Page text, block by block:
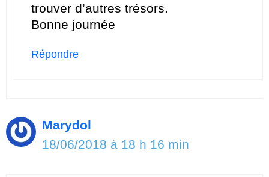
trouver d’autres trésors.
Bonne journée
Répondre
Marydol
18/06/2018 à 18 h 16 min